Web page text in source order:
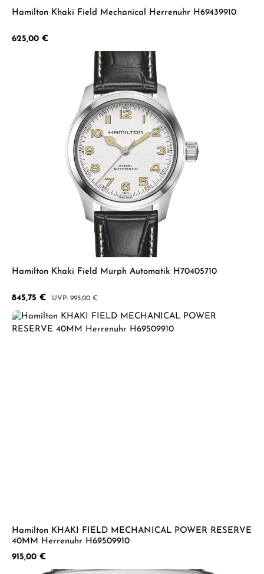
Hamilton Khaki Field Mechanical Herrenuhr H69439910
Regulärer Preis:
625,00 €
Hamilton Khaki Field Murph Automatik H70405710
Verkaufspreis:
845,75 € Regulärer Preis:
995,00 €
Hamilton KHAKI FIELD MECHANICAL POWER RESERVE
40MM Herrenuhr H69509910
Regulärer Preis:
915,00 €